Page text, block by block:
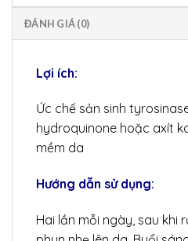
ĐÁNH GIÁ (0)
Lợi ích:
Ức chế sản sinh
hydroquinone hoặc axít
mềm da
Hướng dẫn sử dụng:
Hai lần mỗi ngày, sau khi